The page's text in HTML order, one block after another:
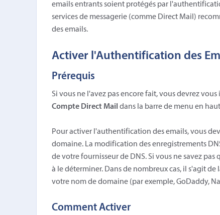
emails entrants soient protégés par
services de messagerie (comme Direct Mail)
des emails.
Activer l'Authentification des
Prérequis
Si vous ne l'avez pas encore fait, vous devrez
Compte Direct Mail dans la barre de menu en
Pour activer l'authentification des emails, vous
domaine. La modification des enregistrements
de votre fournisseur de DNS. Si vous ne savez
à le déterminer. Dans de nombreux cas, il s'agit
votre nom de domaine (par exemple, GoDaddy,
Comment Activer